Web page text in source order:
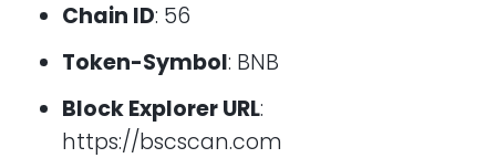
Chain ID: 56
Token-Symbol: BNB
Block Explorer URL:
https://bscscan.com